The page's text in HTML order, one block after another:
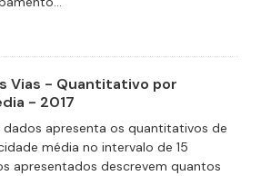
Vias - Quantitativo por
- 2017
dados apresenta os quantitativos de
média no intervalo de 15
apresentados descrevem quantos